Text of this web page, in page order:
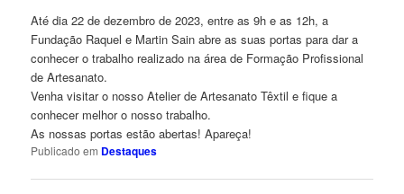
Até dia 22 de dezembro de 2023, entre as 9h e as 12h, a
Fundação Raquel e Martin Sain abre as suas portas para dar a
conhecer o trabalho realizado na área de Formação Profissional
de Artesanato.
Venha visitar o nosso Atelier de Artesanato Têxtil e fique a
conhecer melhor o nosso trabalho.
As nossas portas estão abertas! Apareça!
Publicado em Destaques